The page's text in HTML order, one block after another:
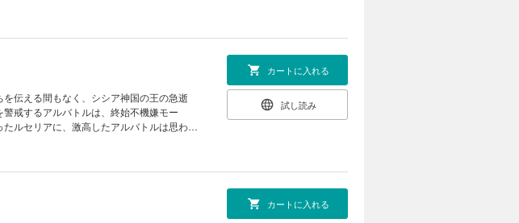
伝える間もなく、シシア神国の王の急逝
戒するアルバトルは、終始不機嫌モー
ルセリアに、激高したアルバトルは思わ
カートに入れる
試し読み
カートに入れる